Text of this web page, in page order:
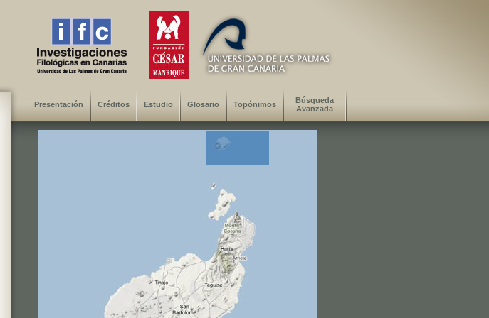
Presentación Créditos Estudio Glosario Topónimos
Búsqueda
Avanzada